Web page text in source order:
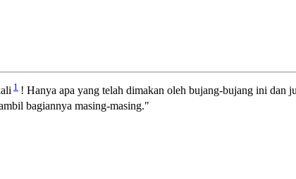
1 ! Hanya apa yang telah dimakan oleh bujang-bujang ini dan
bagiannya masing-masing."